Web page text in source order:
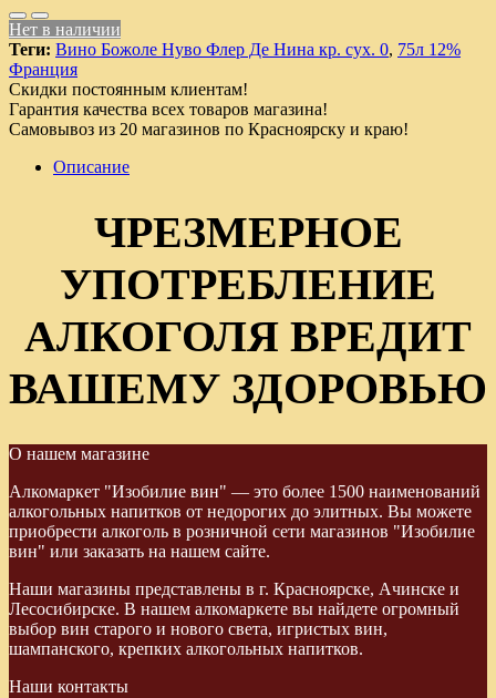
Нет в наличии
Теги: Вино Божоле Нуво Флер Де Нина кр. сух. 0, 75л 12%
Франция
Скидки постоянным клиентам!
Гарантия качества всех товаров магазина!
Самовывоз из 20 магазинов по Красноярску и краю!
Описание
ЧРЕЗМЕРНОЕ
УПОТРЕБЛЕНИЕ
АЛКОГОЛЯ ВРЕДИТ
ВАШЕМУ ЗДОРОВЬЮ
О нашем магазине
Алкомаркет "Изобилие вин" — это более 1500 наименований
алкогольных напитков от недорогих до элитных. Вы можете
приобрести алкоголь в розничной сети магазинов "Изобилие
вин" или заказать на нашем сайте.
Наши магазины представлены в г. Красноярске, Ачинске и
Лесосибирске. В нашем алкомаркете вы найдете огромный
выбор вин старого и нового света, игристых вин,
шампанского, крепких алкогольных напитков.
Наши контакты